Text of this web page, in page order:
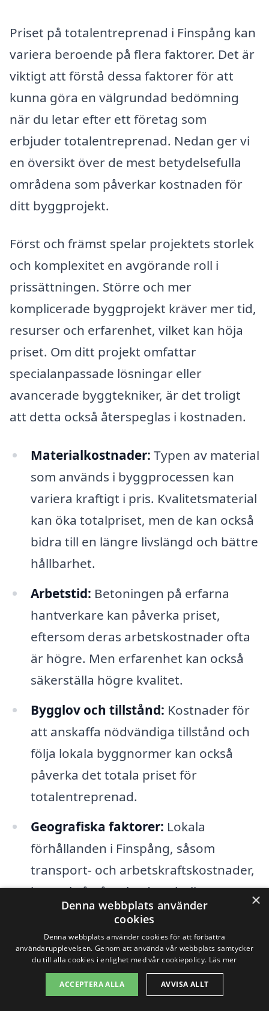
Priset på totalentreprenad i Finspång kan
variera beroende på flera faktorer. Det är
viktigt att förstå dessa faktorer för att
kunna göra en välgrundad bedömning
när du letar efter ett företag som
erbjuder totalentreprenad. Nedan ger vi
en översikt över de mest betydelsefulla
områdena som påverkar kostnaden för
ditt byggprojekt.
Först och främst spelar projektets storlek
och komplexitet en avgörande roll i
prissättningen. Större och mer
komplicerade byggprojekt kräver mer tid,
resurser och erfarenhet, vilket kan höja
priset. Om ditt projekt omfattar
specialanpassade lösningar eller
avancerade byggtekniker, är det troligt
att detta också återspeglas i kostnaden.
Materialkostnader: Typen av material
som används i byggprocessen kan
variera kraftigt i pris. Kvalitetsmaterial
kan öka totalpriset, men de kan också
bidra till en längre livslängd och bättre
hållbarhet.
Arbetstid: Betoningen på erfarna
hantverkare kan påverka priset,
eftersom deras arbetskostnader ofta
är högre. Men erfarenhet kan också
säkerställa högre kvalitet.
Bygglov och tillstånd: Kostnader för
att anskaffa nödvändiga tillstånd och
följa lokala byggnormer kan också
påverka det totala priset för
totalentreprenad.
Geografiska faktorer: Lokala
förhållanden i Finspång, såsom
transport- och arbetskraftskostnader,
kan också påverka den slutliga
prissättningen.
En annan viktig aspekt att tänka på är den
enskilda entreprenörens erbjudande.
Priserna kan variera mellan olika företag
×
Denna webbplats använder
cookies
Denna webbplats använder cookies för att förbättra
användarupplevelsen. Genom att använda vår webbplats samtycker
du till alla cookies i enlighet med vår cookiepolicy. Läs mer
ACCEPTERA ALLA AVVISA ALLT